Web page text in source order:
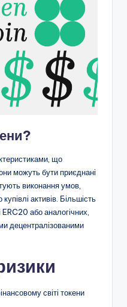
що
можуть бути приєднані
виконання умов,
активів. Більшість
ERC20 або аналогічних,
децентралізованими
світі токени